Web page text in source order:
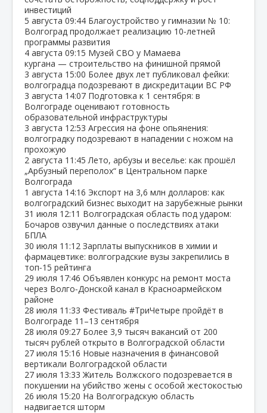
инвестиций
5 августа 09:44 Благоустройство у гимназии № 10:
Волгоград продолжает реализацию 10‑летней
программы развития
4 августа 09:15 Музей СВО у Мамаева
кургана — строительство на финишной прямой
3 августа 15:00 Более двух лет публиковал фейки:
волгоградца подозревают в дискредитации ВС РФ
3 августа 14:07 Подготовка к 1 сентября: в
Волгограде оценивают готовность
образовательной инфраструктуры
3 августа 12:53 Агрессия на фоне опьянения:
волгоградку подозревают в нападении с ножом на
прохожую
2 августа 11:45 Лето, арбузы и веселье: как прошёл
„Арбузный переполох“ в Центральном парке
Волгограда
1 августа 14:16 Экспорт на 3,6 млн долларов: как
волгоградский бизнес выходит на зарубежные рынки
31 июля 12:11 Волгоградская область под ударом:
Бочаров озвучил данные о последствиях атаки
БПЛА
30 июля 11:12 Зарплаты выпускников в химии и
фармацевтике: волгоградские вузы закрепились в
топ‑15 рейтинга
29 июля 17:46 Объявлен конкурс на ремонт моста
через Волго‑Донской канал в Красноармейском
районе
28 июля 11:33 Фестиваль #ТриЧетыре пройдёт в
Волгограде 11–13 сентября
28 июля 09:27 Более 3,9 тысяч вакансий от 200
тысяч рублей открыто в Волгоградской области
27 июля 15:16 Новые назначения в финансовой
вертикали Волгоградской области
27 июля 13:33 Житель Волжского подозревается в
покушении на убийство жены с особой жестокостью
26 июля 15:20 На Волгоградскую область
надвигается шторм